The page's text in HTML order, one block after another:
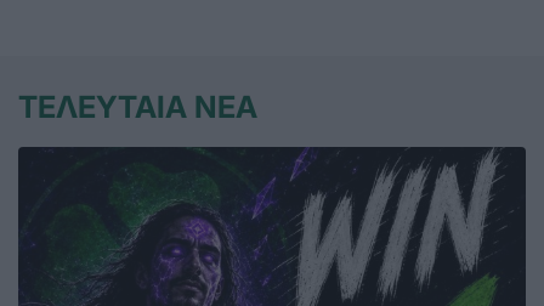
ΤΕΛΕΥΤΑΙΑ ΝΕΑ